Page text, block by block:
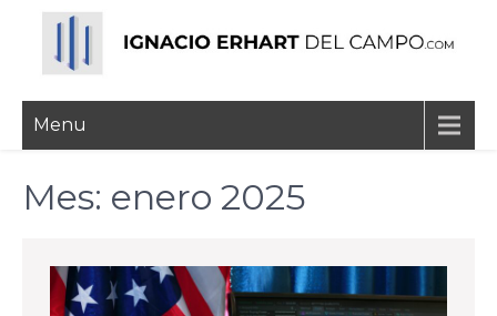
content
Ignacio Erhart del
Campo
Menu
Mes: enero 2025